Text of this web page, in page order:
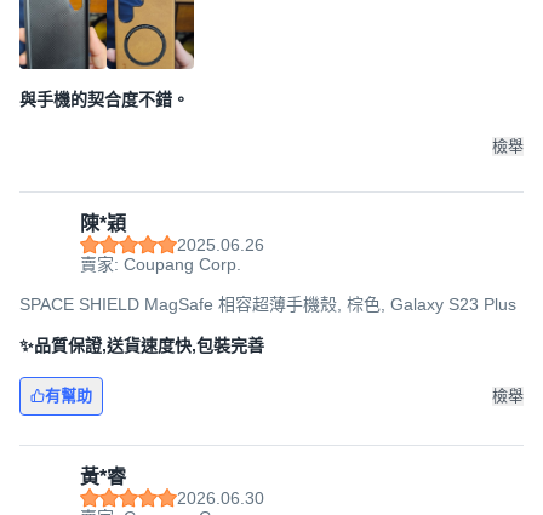
與手機的契合度不錯。
檢舉
陳*穎
2025.06.26
賣家: Coupang Corp.
SPACE SHIELD MagSafe 相容超薄手機殼, 棕色, Galaxy S23 Plus
✨品質保證,送貨速度快,包裝完善
有幫助 檢舉
黃*睿
2026.06.30